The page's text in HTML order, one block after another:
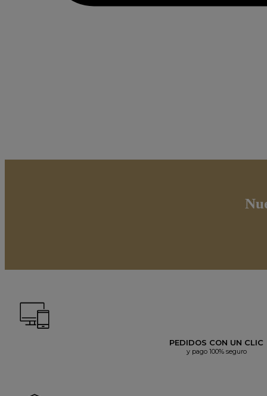
PEDIDOS CON UN CLIC
y pago 100% seguro